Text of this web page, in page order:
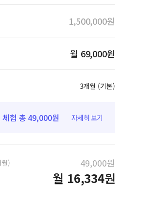
1,500,000원
월 69,000원
3개월 (기본)
체험 총 49,000원 자세히 보기
) 49,000원
월 16,334원